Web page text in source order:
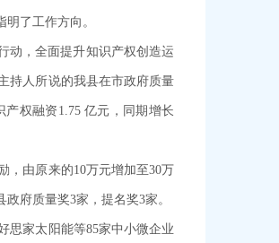
了工作方向。
动，全面提升知识产权创造运
持人所说的我县在市政府质量
权融资1.75 亿元，同期增长
，由原来的10万元增加至30万
府质量奖3家，提名奖3家。
思家太阳能等85家中小微企业